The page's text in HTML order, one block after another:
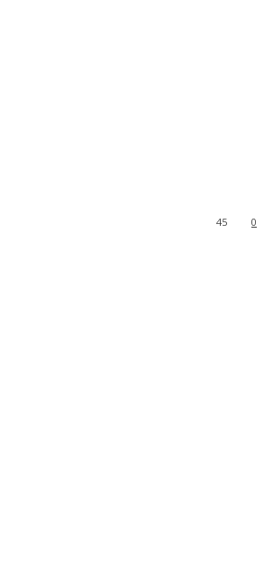
0
45